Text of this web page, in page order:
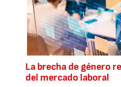
La brecha de género
del mercado laboral